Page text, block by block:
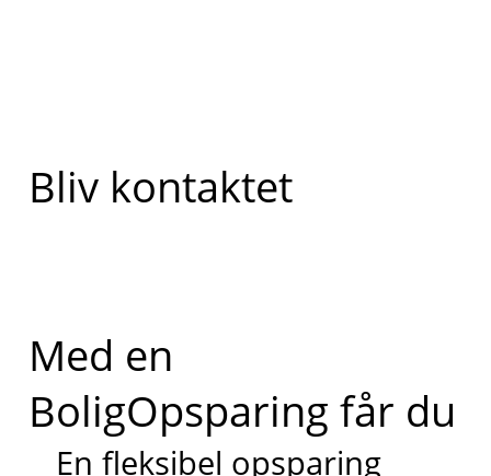
Bliv kontaktet
Med en
BoligOpsparing får du
En fleksibel opsparing